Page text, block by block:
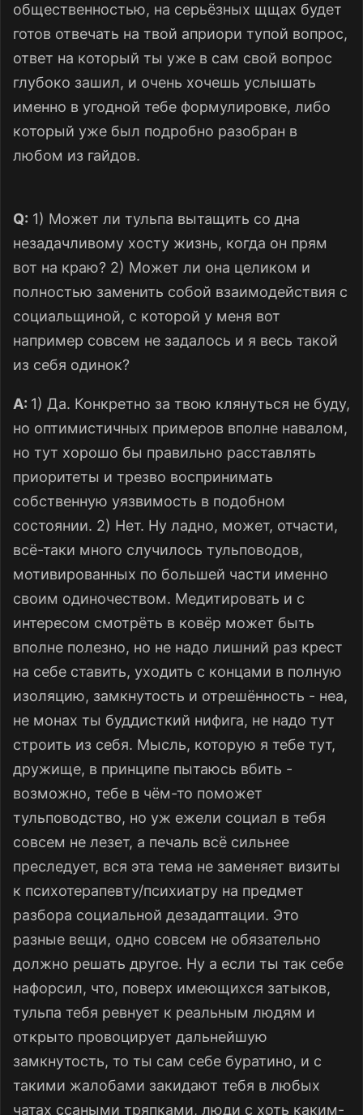
общественностью, на серьёзных щщах будет
готов отвечать на твой априори тупой вопрос,
ответ на который ты уже в сам свой вопрос
глубоко зашил, и очень хочешь услышать
именно в угодной тебе формулировке, либо
который уже был подробно разобран в
любом из гайдов.
Q: 1) Может ли тульпа вытащить со дна
незадачливому хосту жизнь, когда он прям
вот на краю? 2) Может ли она целиком и
полностью заменить собой взаимодействия с
социальщиной, с которой у меня вот
например совсем не задалось и я весь такой
из себя одинок?
A: 1) Да. Конкретно за твою клянуться не буду,
но оптимистичных примеров вполне навалом,
но тут хорошо бы правильно расставлять
приоритеты и трезво воспринимать
собственную уязвимость в подобном
состоянии. 2) Нет. Ну ладно, может, отчасти,
всё-таки много случилось тульповодов,
мотивированных по большей части именно
своим одиночеством. Медитировать и с
интересом смотрёть в ковёр может быть
вполне полезно, но не надо лишний раз крест
на себе ставить, уходить с концами в полную
изоляцию, замкнутость и отрешённость - неа,
не монах ты буддисткий нифига, не надо тут
строить из себя. Мысль, которую я тебе тут,
дружище, в принципе пытаюсь вбить -
возможно, тебе в чём-то поможет
тульповодство, но уж ежели социал в тебя
совсем не лезет, а печаль всё сильнее
преследует, вся эта тема не заменяет визиты
к психотерапевту/психиатру на предмет
разбора социальной дезадаптации. Это
разные вещи, одно совсем не обязательно
должно решать другое. Ну а если ты так себе
нафорсил, что, поверх имеющихся затыков,
тульпа тебя ревнует к реальным людям и
открыто провоцирует дальнейшую
замкнутость, то ты сам себе буратино, и с
такими жалобами закидают тебя в любых
чатах ссаными тряпками, люди с хоть каким-